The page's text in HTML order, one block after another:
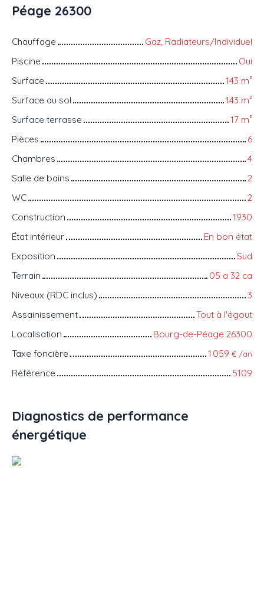
Péage 26300
Chauffage
Gaz, Radiateurs/Individuel
Piscine
Oui
Surface
143 m²
Surface au sol
143 m²
Surface terrasse
17 m²
Pièces
6
Chambres
4
Salle de bains
2
WC
2
Construction
1930
État intérieur
En bon état
Exposition
Sud
Terrain
05 a 32 ca
Niveaux (RDC inclus)
3
Assainissement
Tout à l'égout
Localisation
Bourg-de-Péage 26300
Taxe foncière
1 059 € /an
Référence 5109
Diagnostics de performance
énergétique